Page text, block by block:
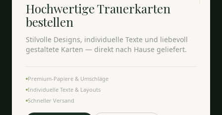
Hochwertige Trauerkarten
bestellen
Stilvolle Designs, individuelle Texte und liebevoll
gestaltete Karten — direkt nach Hause geliefert.
Premium-Papiere & Umschläge
Individuelle Texte & Layouts
Schneller Versand